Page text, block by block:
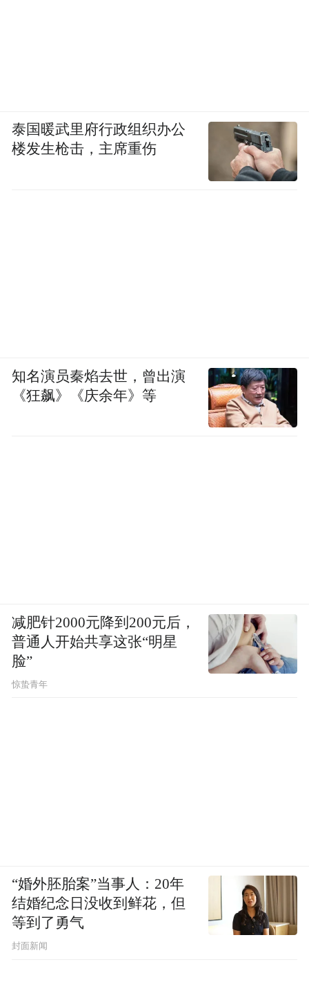
泰国暖武里府行政组织办公
楼发生枪击，主席重伤
知名演员秦焰去世，曾出演
《狂飙》《庆余年》等
减肥针2000元降到200元后，
普通人开始共享这张“明星
脸”
惊蛰青年
“婚外胚胎案”当事人：20年
结婚纪念日没收到鲜花，但
等到了勇气
封面新闻